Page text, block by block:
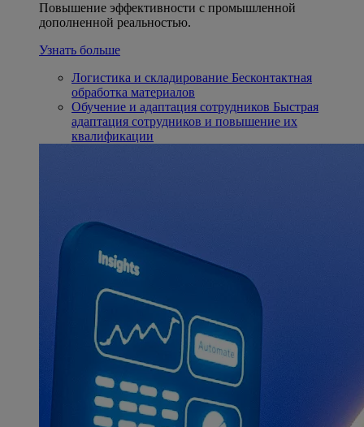
Повышение эффективности с промышленной
дополненной реальностью.
Узнать больше
Логистика и складирование Бесконтактная
обработка материалов
Обучение и адаптация сотрудников Быстрая
адаптация сотрудников и повышение их
квалификации